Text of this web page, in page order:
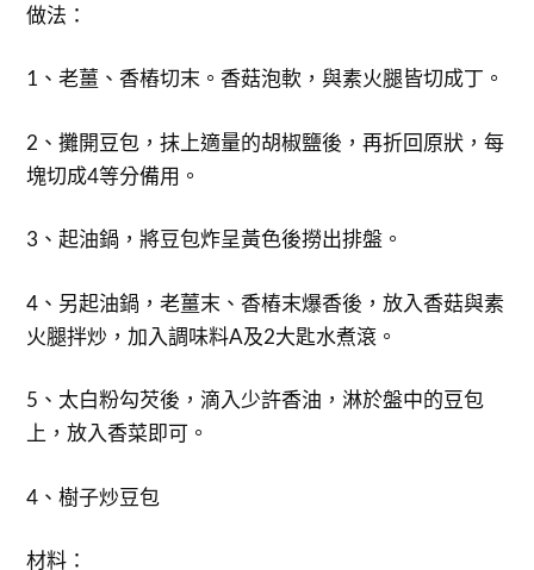
做法：
1、老薑、香樁切末。香菇泡軟，與素火腿皆切成丁。
2、攤開豆包，抹上適量的胡椒鹽後，再折回原狀，每
塊切成4等分備用。
3、起油鍋，將豆包炸呈黃色後撈出排盤。
4、另起油鍋，老薑末、香樁末爆香後，放入香菇與素
火腿拌炒，加入調味料A及2大匙水煮滾。
5、太白粉勾芡後，滴入少許香油，淋於盤中的豆包
上，放入香菜即可。
4、樹子炒豆包
材料：